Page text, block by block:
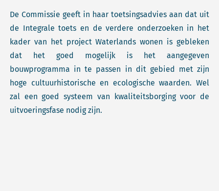
De Commissie geeft in haar toetsingsadvies aan dat uit
de Integrale toets en de verdere onderzoeken in het
kader van het project Waterlands wonen is gebleken
dat het goed mogelijk is het aangegeven
bouwprogramma in te passen in dit gebied met zijn
hoge cultuurhistorische en ecologische waarden. Wel
zal een goed systeem van kwaliteitsborging voor de
uitvoeringsfase nodig zijn.